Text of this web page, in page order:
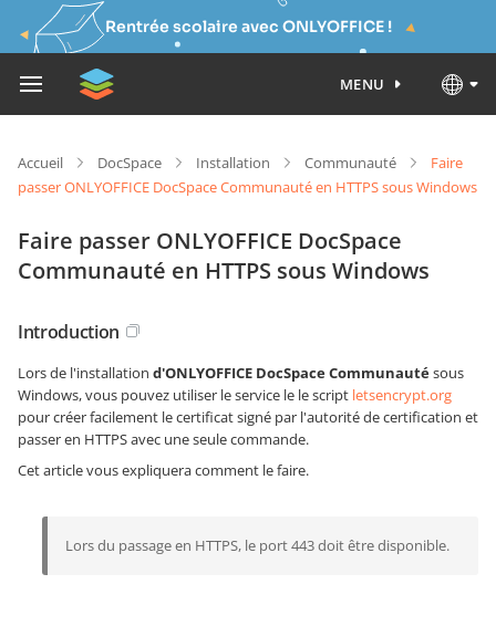
Rentrée scolaire avec ONLYOFFICE !
MENU
Accueil DocSpace Installation Communauté
Faire
passer ONLYOFFICE DocSpace Communauté en HTTPS sous Windows
Faire passer ONLYOFFICE DocSpace
Communauté en HTTPS sous Windows
Introduction
Lors de l'installation d'ONLYOFFICE DocSpace Communautésous
Windows, vous pouvez utiliser le service le le script letsencrypt.org
pour créer facilement le certificat signé par l'autorité de certification et
passer en HTTPS avec une seule commande.
Cet article vous expliquera comment le faire.
Lors du passage en HTTPS, le port 443 doit être disponible.